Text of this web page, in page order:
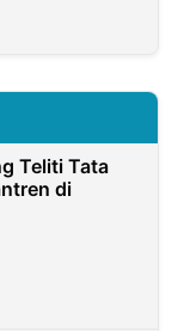
Teliti Tata
di